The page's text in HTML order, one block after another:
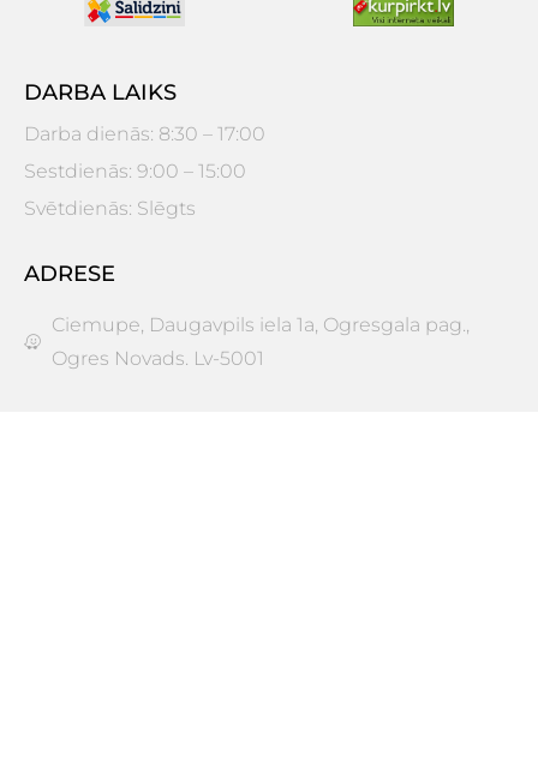
DARBA LAIKS
Darba dienās: 8:30 – 17:00
Sestdienās: 9:00 – 15:00
Svētdienās: Slēgts
ADRESE
Ciemupe, Daugavpils iela 1a, Ogresgala pag.,
Ogres Novads. Lv-5001